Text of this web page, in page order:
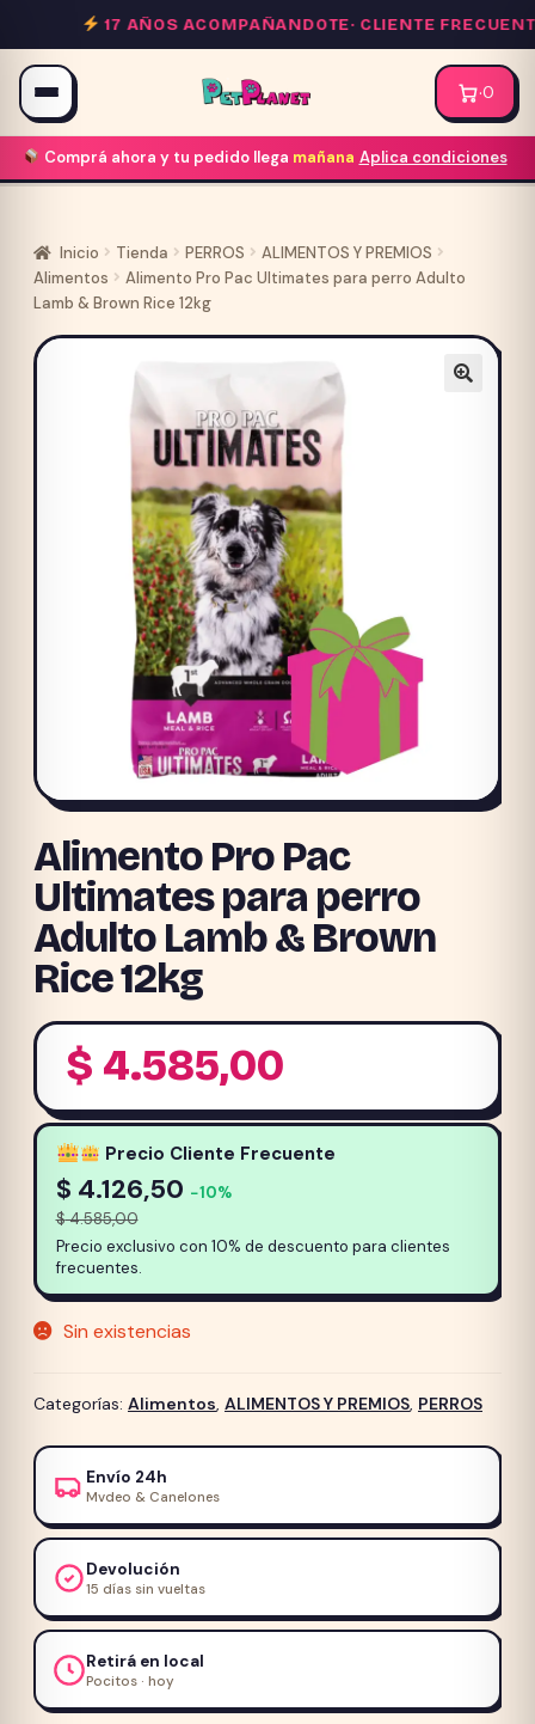
al
contenido
17 AÑOS ACOMPAÑANDOTE·CLIENTE FRECUENTE
·0
Comprá ahora y tu pedido llega mañana Aplica condiciones
Inicio Tienda PERROS
ALIMENTOS Y PREMIOS
Alimentos
Alimento Pro Pac Ultimates para perro Adulto
Lamb & Brown Rice 12kg
Alimento Pro Pac
Ultimates para perro
Adulto Lamb & Brown
Rice 12kg
$ 4.585,00
Precio Cliente Frecuente
$ 4.126,50 −10%
$4.585,00
Precio exclusivo con 10% de descuento para clientes
frecuentes.
Sin existencias
Categorías: Alimentos, ALIMENTOS Y PREMIOS, PERROS
Envío 24h
Mvdeo & Canelones
Devolución
15 días sin vueltas
Retirá en local
Pocitos · hoy